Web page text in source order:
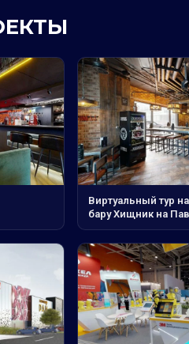
Виртуальный тур
бару Хищник на